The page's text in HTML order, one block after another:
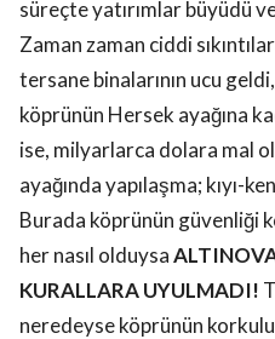
süreçte yatırımlar büyüdü
Zaman zaman ciddi
tersane binalarının ucu
köprünün Hersek ayağına
ise, milyarlarca dolara mal
ayağında yapılaşma; kıyı-
Burada köprünün güvenliği
her nasıl olduysa
KURALLARA UYULMADI!
neredeyse köprünün